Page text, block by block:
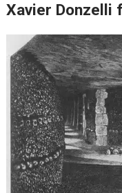
Xavier Donzelli